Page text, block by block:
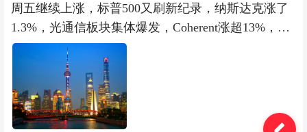
周五继续上涨，标普500又刷新纪录，纳斯达克涨了
1.3%，光通信板块集体爆发，Coherent涨超13%，应
用光电